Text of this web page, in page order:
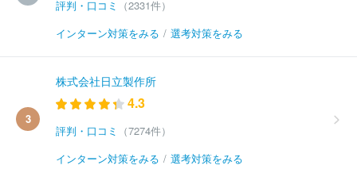
評判・口コミ
（2331件）
インターン対策をみる / 選考対策をみる
3
株式会社日立製作所
4.3
評判・口コミ
（7274件）
インターン対策をみる / 選考対策をみる